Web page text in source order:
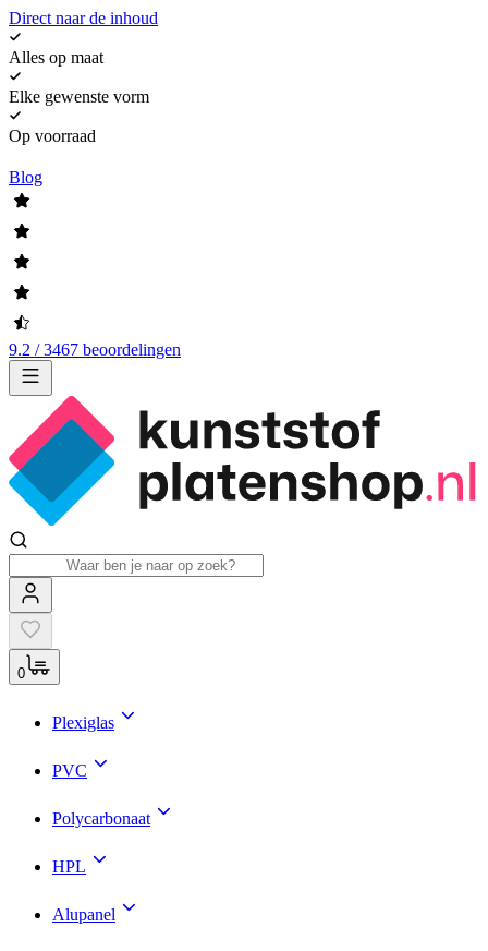
Direct naar de inhoud
Alles op maat
Elke gewenste vorm
Op voorraad
Blog
9.2 / 3467 beoordelingen
0
Plexiglas
PVC
Polycarbonaat
HPL
Alupanel